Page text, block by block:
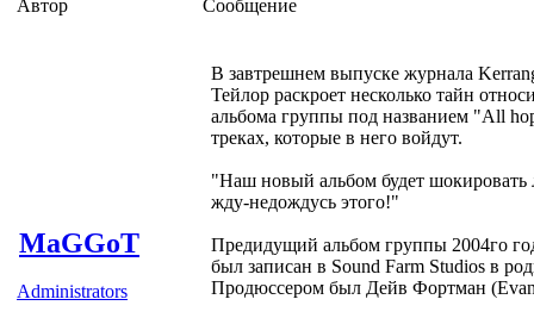
Автор
Сообщение
MaGGoT
Administrators
В завтрешнем выпуске журнала
Тейлор раскроет несколько тайн
альбома группы под названием "All
треках, которые в него войдут.
"Наш новый альбом будет
жду-недождусь этого!"
Предидущий альбом группы 2004го
был записан в Sound Farm Studios в
Продюссером был Дейв Фортман